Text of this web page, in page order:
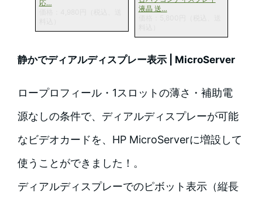
応…
液晶 送…
静かでディアルディスプレー表示 | MicroServer
ロープロフィール・1スロットの薄さ・補助電
源なしの条件で、ディアルディスプレーが可能
なビデオカードを、HP MicroServerに増設して
使うことができました！。
ディアルディスプレーでのピボット表示（縦長